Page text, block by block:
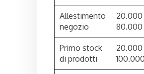
Allestimento
negozio
20.000
80.000
Primo stock
di prodotti
20.000
100.000